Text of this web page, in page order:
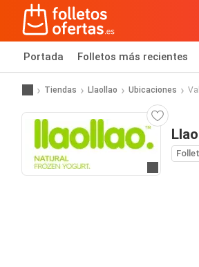
Portada Folletos más recientes
Tiendas Llaollao Ubicaciones